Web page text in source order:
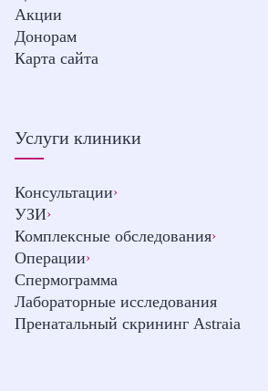
Акции
Донорам
Карта сайта
Услуги клиники
Консультации›
УЗИ›
Комплексные обследования›
Операции›
Спермограмма
Лабораторные исследования
Пренатальный скрининг Astraia